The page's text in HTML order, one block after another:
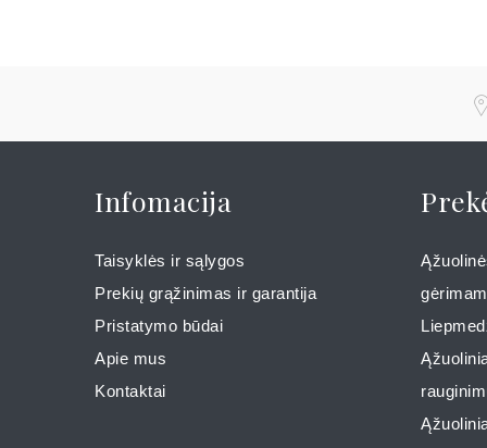
Infomacija
Taisyklės ir sąlygos
Prekių grąžinimas ir garantija
Pristatymo būdai
Apie mus
Kontaktai